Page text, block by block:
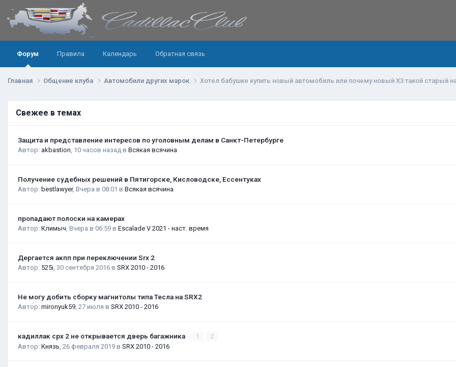
Форум Правила Календарь Обратная связь
Главная Общение клуба Автомобили других марок Хотел бабушке купить новый автомобиль или почему новый Х3 такой старый
Свежее в темах
Защита и представление интересов по уголовным делам в Санкт-Петербурге
Автор: akbastion 10 часов назад в Всякая всячина
Получение судебных решений в Пятигорске, Кисловодске, Ессентуках
Автор: bestlawyer, Вчера в 08:01 в Всякая всячина
пропадают полоски на камерах
Автор: Климыч Вчера в 06:59 в Escalade V 2021 - наст. время
Дергается акпп при переключении Srx 2
Автор: 525i 30 сентября 2016 в SRX 2010 - 2016
Не могу добить сборку магнитолы типа Тесла на SRX2
Автор: mironyuk59 27 июля в SRX 2010 - 2016
кадиллак срх 2 не открывается дверь багажника 1 2
Автор: Князь 26 февраля 2019 в SRX 2010 - 2016